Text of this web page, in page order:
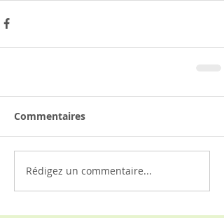
Commentaires
Rédigez un commentaire...